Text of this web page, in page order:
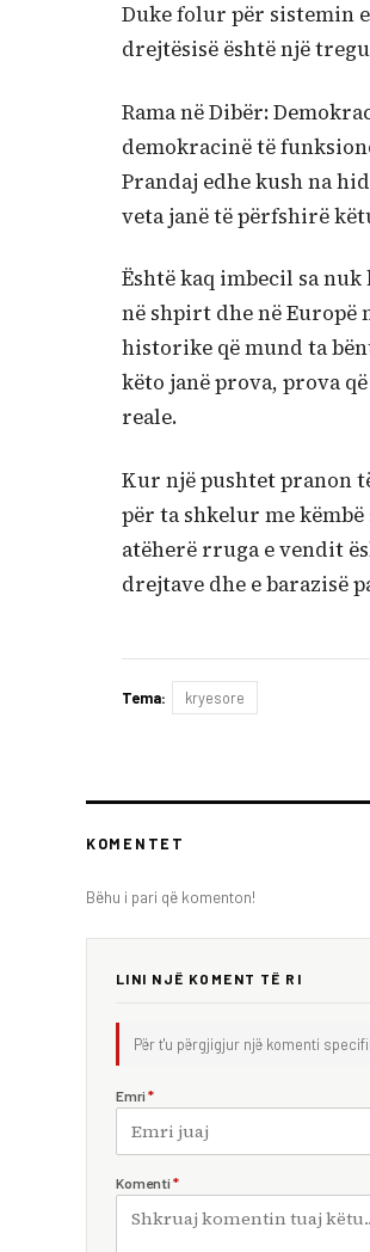
Duke folur për sistemin
drejtësisë është një
Rama në Dibër:
demokracinë të
Prandaj edhe kush na
veta janë të përfshirë
Është kaq imbecil sa
në shpirt dhe në Europë
historike që mund ta
këto janë prova, prova
reale.
Kur një pushtet pranon
për ta shkelur me
atëherë rruga e vendit
drejtave dhe e barazisë
Tema: kryesore
KOMENTET
Bëhu i pari që komenton!
LINI NJË KOMENT TË RI
Për t'u përgjigjur një komenti
Emri *
Komenti *